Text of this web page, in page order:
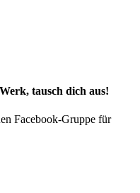
tausch dich aus!
Facebook-Gruppe für